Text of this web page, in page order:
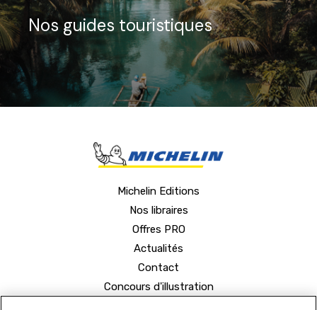
Nos guides touristiques
Michelin Editions
Nos libraires
Offres PRO
Actualités
Contact
Concours d'illustration